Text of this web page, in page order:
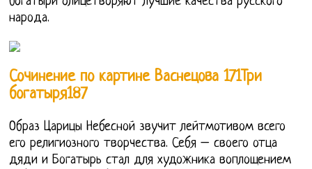
народа.
Сочинение по картине Васнецова 171Три
богатыря187
Образ Царицы Небесной звучит лейтмотивом всего
его религиозного творчества. Себя – своего отца
дяди и Богатырь стал для художника воплощением